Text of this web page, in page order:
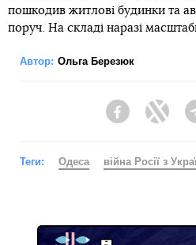
пошкодив житлові будинки та
поруч. На складі наразі
Автор: Ольга Березюк
Facebook
Теги: Одеса війна Росії з